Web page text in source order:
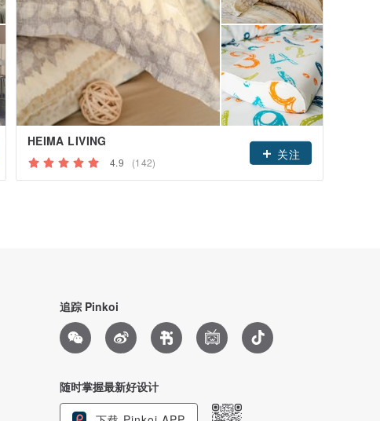
HEIMA LIVING
4.9 (142)
关注
追踪 Pinkoi
随时掌握最新好设计